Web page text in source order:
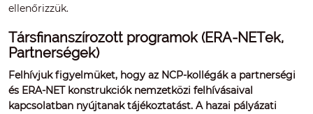
ellenőrizzük.
Társfinanszírozott programok (ERA-NETek,
Partnerségek)
Felhívjuk figyelmüket, hogy az NCP-kollégák a partnerségi
és ERA-NET konstrukciók nemzetközi felhívásaival
kapcsolatban nyújtanak tájékoztatást. A hazai pályázati